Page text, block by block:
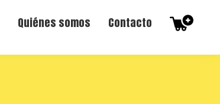
Quiénes somos Contacto